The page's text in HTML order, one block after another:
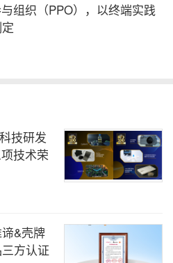
组织（PPO），以终端实践
技研发
技术荣
&壳牌
方认证